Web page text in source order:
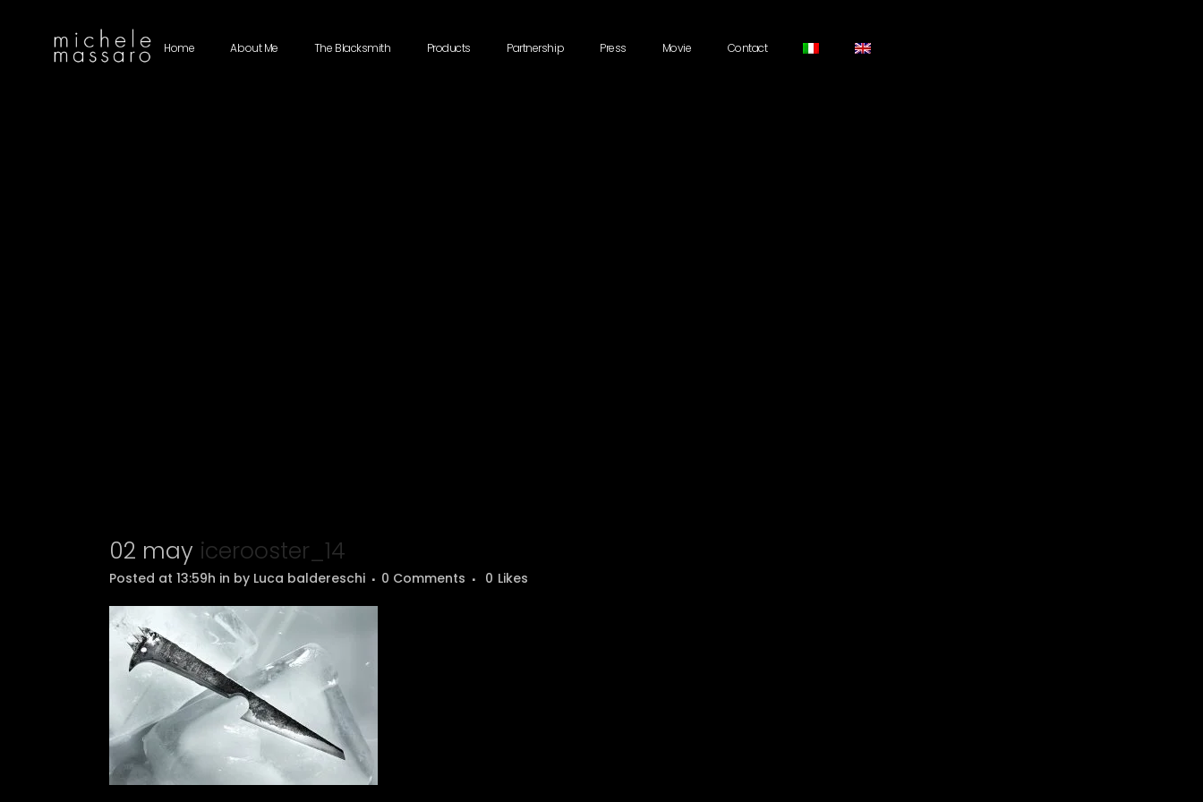
Home About Me The Blacksmith Products Partnership Press Movie Contact
02 may icerooster_14
Posted at 13:59h in by Luca baldereschi 0 Comments 0 Likes